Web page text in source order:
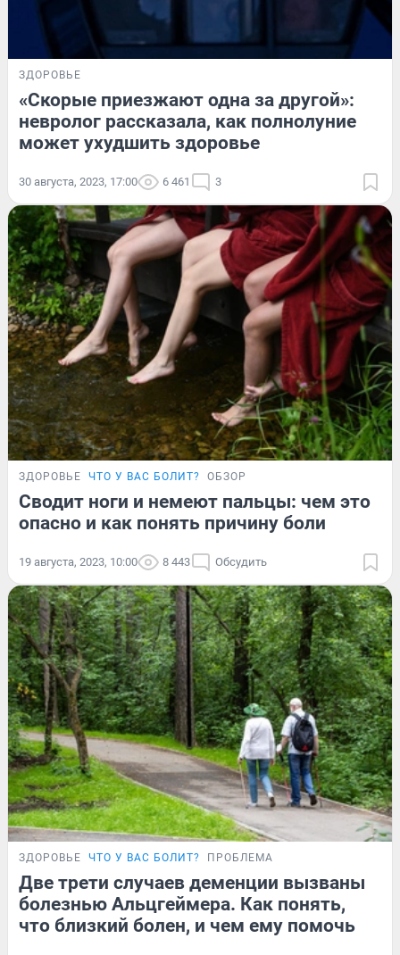
ЗДОРОВЬЕ
«Скорые приезжают одна за другой»:
невролог рассказала, как полнолуние
может ухудшить здоровье
30 августа, 2023, 17:00 6 461 3
ЗДОРОВЬЕ ЧТО У ВАС БОЛИТ? ОБЗОР
Сводит ноги и немеют пальцы: чем это
опасно и как понять причину боли
19 августа, 2023, 10:00 8 443 Обсудить
ЗДОРОВЬЕ ЧТО У ВАС БОЛИТ? ПРОБЛЕМА
Две трети случаев деменции вызваны
болезнью Альцгеймера. Как понять,
что близкий болен, и чем ему помочь